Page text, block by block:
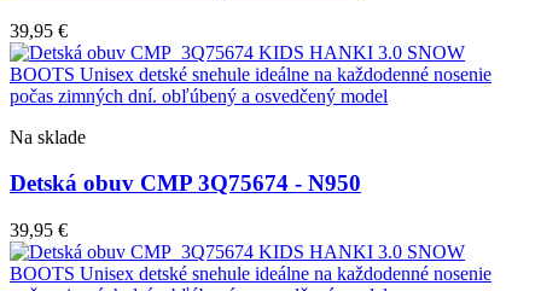
39,95 €
Na sklade
Detská obuv CMP 3Q75674 - N950
39,95 €